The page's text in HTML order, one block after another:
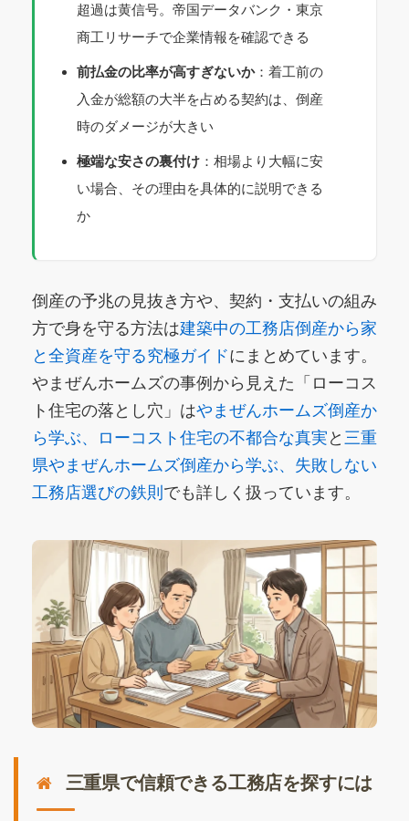
超過は黄信号。帝国データバンク・東京
商工リサーチで企業情報を確認できる
前払金の比率が高すぎないか：着工前の
入金が総額の大半を占める契約は、倒産
時のダメージが大きい
極端な安さの裏付け ：相場より大幅に安
い場合、その理由を具体的に説明できる
か
倒産の予兆の見抜き方や、契約・支払いの組み
方で身を守る方法は建築中の工務店倒産から家
と全資産を守る究極ガイドにまとめています。
やまぜんホームズの事例から見えた「ローコス
ト住宅の落とし穴」はやまぜんホームズ倒産か
ら学ぶ、ローコスト住宅の不都合な真実と 三重
県やまぜんホームズ倒産から学ぶ、失敗しない
工務店選びの鉄則でも詳しく扱っています。
三重県で信頼できる工務店を探すには